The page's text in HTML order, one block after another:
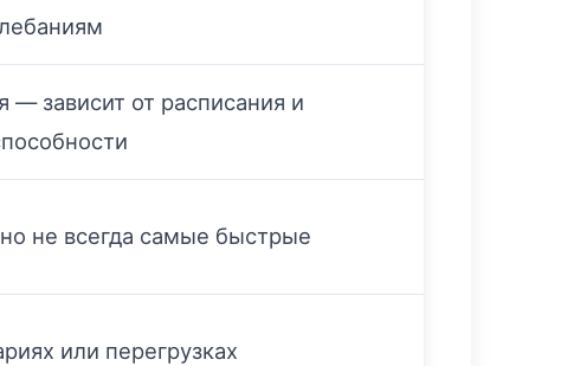
— зависит от расписания и
не всегда самые быстрые
или перегрузках